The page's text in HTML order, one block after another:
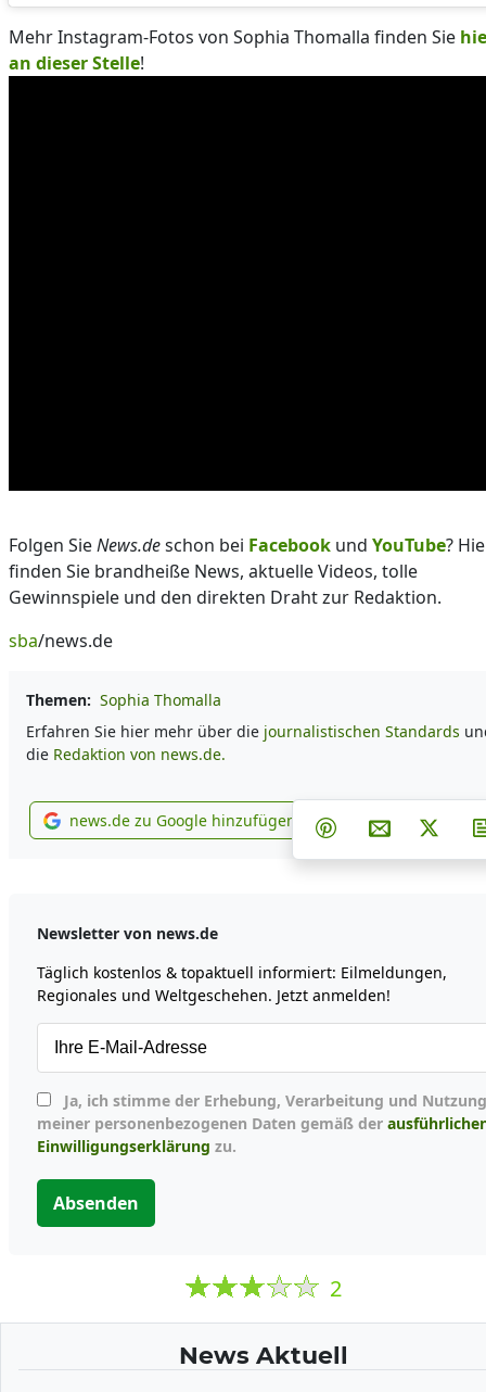
Mehr Instagram-Fotos von Sophia Thomalla finden Sie
an dieser Stelle!
Folgen SieNews.deschon bei Facebook und YouTube?
finden Sie brandheiße News, aktuelle Videos, tolle
Gewinnspiele und den direkten Draht zur Redaktion.
sba/news.de
Themen: Sophia Thomalla
Erfahren Sie hier mehr über die journalistischen Standards
die Redaktion von news.de.
news.de zu Google hinzufügen
news.de zu Google hinzufügen Teilen aufTeilen auf
Teilen aufPer E-Mail
Post
Newsletter von news.de
Täglich kostenlos & topaktuell informiert: Eilmeldungen,
Regionales und Weltgeschehen. Jetzt anmelden!
meiner personenbezogenen Daten gemäß der
Einwilligungserklärung zu.
Absenden
2
News Aktuell